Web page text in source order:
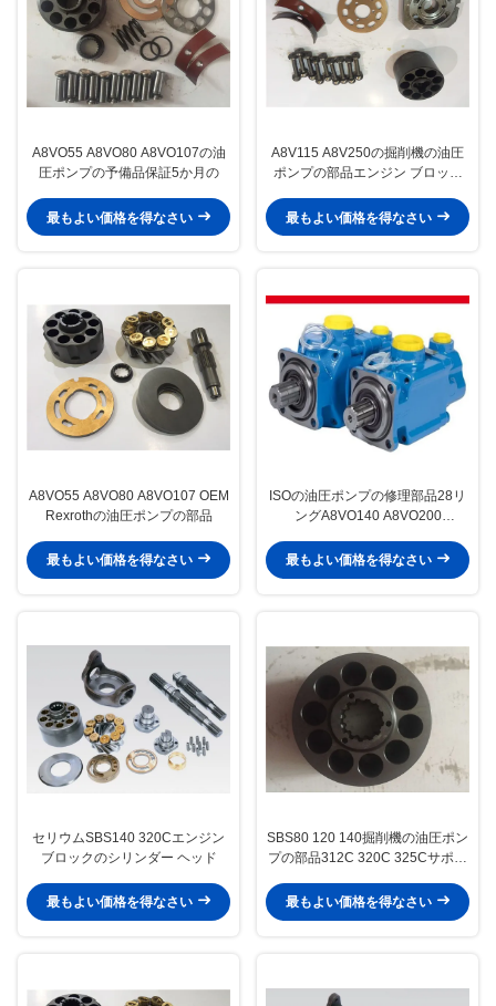
A8VO55 A8VO80 A8VO107の油
圧ポンプの予備品保証5か月の
最もよい価格を得なさい
A8V115 A8V250の掘削機の油圧
ポンプの部品エンジン ブロック
最もよい価格を得なさい
A8VO55 A8VO80 A8VO107 OEM
Rexrothの油圧ポンプの部品
最もよい価格を得なさい
ISOの油圧ポンプの修理部品28リ
ングA8VO140 A8VO200
最もよい価格を得なさい
セリウムSBS140 320Cエンジン
ブロックのシリンダー ヘッド
最もよい価格を得なさい
SBS80 120 140掘削機の油圧ポン
プの部品312C 320C 325Cサポー
最もよい価格を得なさい